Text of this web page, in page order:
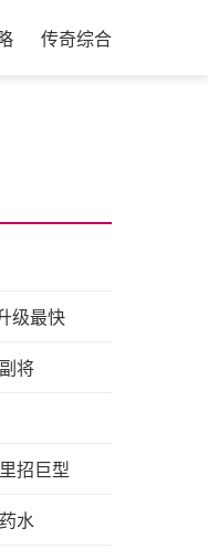
传奇综合
级最快
将
招巨型
水